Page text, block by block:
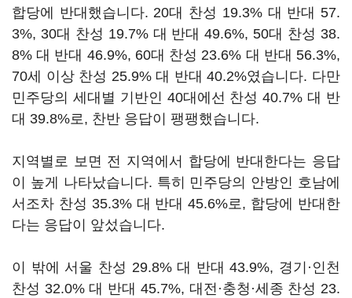
합당에 반대했습니다. 20대 찬성 19.3% 대 반대 57.
3%, 30대 찬성 19.7% 대 반대 49.6%, 50대 찬성 38.
8% 대 반대 46.9%, 60대 찬성 23.6% 대 반대 56.3%,
70세 이상 찬성 25.9% 대 반대 40.2%였습니다. 다만
민주당의 세대별 기반인 40대에선 찬성 40.7% 대 반
대 39.8%로, 찬반 응답이 팽팽했습니다.
지역별로 보면 전 지역에서 합당에 반대한다는 응답
이 높게 나타났습니다. 특히 민주당의 안방인 호남에
서조차 찬성 35.3% 대 반대 45.6%로, 합당에 반대한
다는 응답이 앞섰습니다.
이 밖에 서울 찬성 29.8% 대 반대 43.9%, 경기·인천
찬성 32.0% 대 반대 45.7%, 대전·충청·세종 찬성 23.